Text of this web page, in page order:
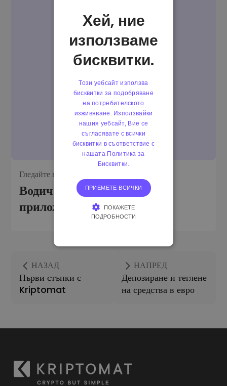
Гледайте видеото:
Водич за Kriptomat
приложението
НАЗАД
Първи стъпки с
Kriptomat
НАПРЕД
Депозиране и теглене
на средства в евро
Хей, ние
използваме
бисквитки.
Този уебсайт използва
бисквитки за подобряване
на потребителското
изживяване. Използвайки
нашия уебсайт, Вие се
съгласявате с всички
бисквитки в съответствие с
нашата Политика за
Бисквитки.
ПРИЕМЕТЕ ВСИЧКИ
ПОКАЖЕТЕ
ПОДРОБНОСТИ
ТАРГЕТИРАНЕ
ФУНКЦИОНАЛНОСТ